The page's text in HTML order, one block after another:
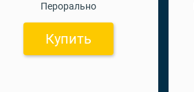
Перорально
Купить